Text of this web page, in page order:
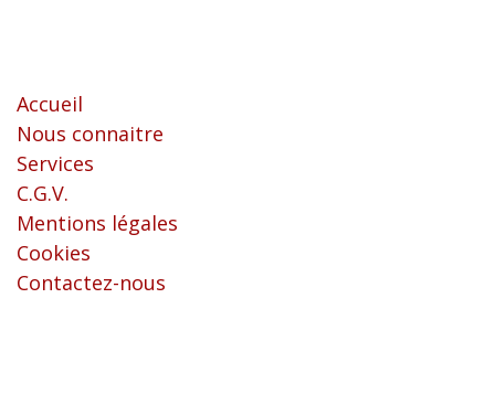
Accueil
Nous connaitre
Services
C.G.V.
Mentions légales
Cookies
Contactez-nous